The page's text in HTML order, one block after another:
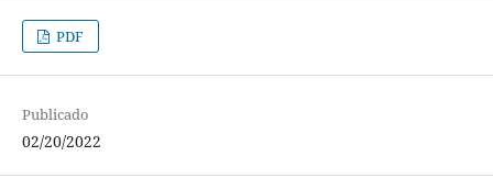
PDF
Publicado
02/20/2022